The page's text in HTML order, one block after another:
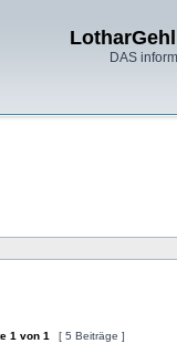
DAS
1 von 1 [ 5 Beiträge ]